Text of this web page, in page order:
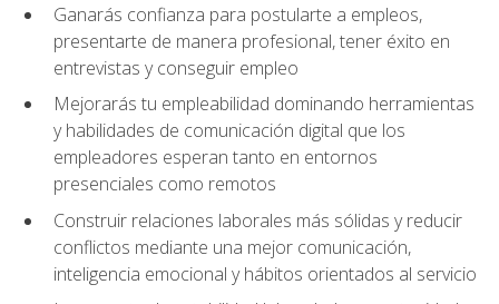
Ganarás confianza para postularte a empleos,
presentarte de manera profesional, tener éxito en
entrevistas y conseguir empleo
Mejorarás tu empleabilidad dominando herramientas
y habilidades de comunicación digital que los
empleadores esperan tanto en entornos
presenciales como remotos
Construir relaciones laborales más sólidas y reducir
conflictos mediante una mejor comunicación,
inteligencia emocional y hábitos orientados al servicio